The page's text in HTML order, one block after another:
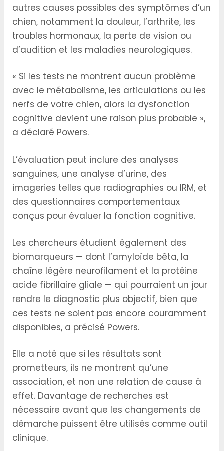
autres causes possibles des symptômes d’un
chien, notamment la douleur, l’arthrite, les
troubles hormonaux, la perte de vision ou
d’audition et les maladies neurologiques.
« Si les tests ne montrent aucun problème
avec le métabolisme, les articulations ou les
nerfs de votre chien, alors la dysfonction
cognitive devient une raison plus probable »,
a déclaré Powers.
L’évaluation peut inclure des analyses
sanguines, une analyse d’urine, des
imageries telles que radiographies ou IRM, et
des questionnaires comportementaux
conçus pour évaluer la fonction cognitive.
Les chercheurs étudient également des
biomarqueurs — dont l’amyloïde bêta, la
chaîne légère neurofilament et la protéine
acide fibrillaire gliale — qui pourraient un jour
rendre le diagnostic plus objectif, bien que
ces tests ne soient pas encore couramment
disponibles, a précisé Powers.
Elle a noté que si les résultats sont
prometteurs, ils ne montrent qu’une
association, et non une relation de cause à
effet. Davantage de recherches est
nécessaire avant que les changements de
démarche puissent être utilisés comme outil
clinique.